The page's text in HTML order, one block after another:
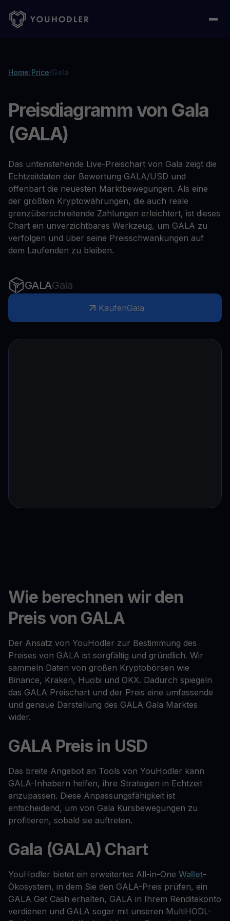
Home/Price/Gala
Preisdiagramm von Gala
(GALA)
Das untenstehende Live-Preischart von Gala zeigt die
Echtzeitdaten der Bewertung GALA/USD und
offenbart die neuesten Marktbewegungen. Als eine
der größten Kryptowährungen, die auch reale
grenzüberschreitende Zahlungen erleichtert, ist dieses
Chart ein unverzichtbares Werkzeug, um GALA zu
verfolgen und über seine Preisschwankungen auf
dem Laufenden zu bleiben.
GALAGala
KaufenGala
Wie berechnen wir den
Preis von GALA
Der Ansatz von YouHodler zur Bestimmung des
Preises von GALA ist sorgfältig und gründlich. Wir
sammeln Daten von großen Kryptobörsen wie
Binance, Kraken, Huobi und OKX. Dadurch spiegeln
das GALA Preischart und der Preis eine umfassende
und genaue Darstellung des GALA Gala Marktes
wider.
GALA Preis in USD
Das breite Angebot an Tools von YouHodler kann
GALA-Inhabern helfen, ihre Strategien in Echtzeit
anzupassen. Diese Anpassungsfähigkeit ist
entscheidend, um von Gala Kursbewegungen zu
profitieren, sobald sie auftreten.
Gala (GALA) Chart
YouHodler bietet ein erweitertes All-in-One Wallet-
Ökosystem, in dem Sie den GALA-Preis prüfen, ein
GALA Get Cash erhalten, GALA in Ihrem Renditekonto
verdienen und GALA sogar mit unseren MultiHODL-